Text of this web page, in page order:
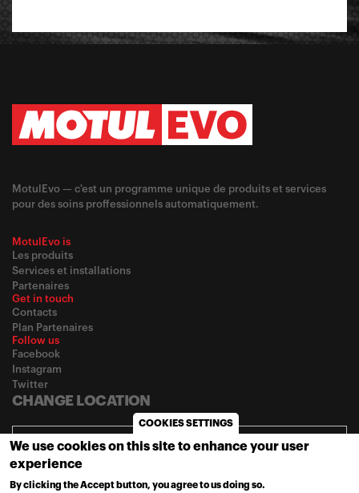
MotulEvo — c'est un programme unique de produits et services
pour des soins proffessionnels automatiquement.
MotulEvo is
Les produits
Services et installations
Partenaires
Get in touch
Contacts
Plan Partenaires
Follow us
Facebook
Instagram
Twitter
CHANGE LOCATION
Global / Français
COOKIES SETTINGS
We use cookies on this site to enhance your user
experience
By clicking the Accept button, you agree to us doing so.